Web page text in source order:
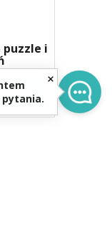
puzzle i